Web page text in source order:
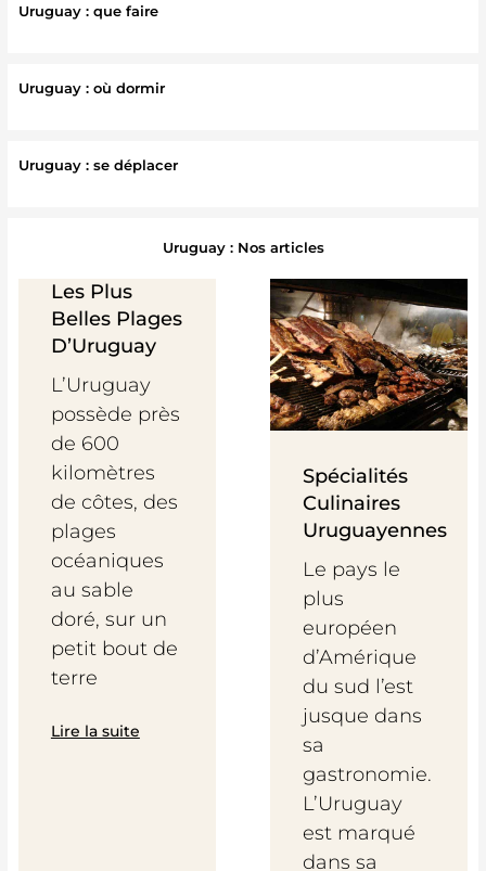
Uruguay : que faire
Uruguay : où dormir
Uruguay : se déplacer
Uruguay : Nos articles
Les Plus
Belles Plages
D’Uruguay
L’Uruguay
possède près
de 600
kilomètres
de côtes, des
plages
océaniques
au sable
doré, sur un
petit bout de
terre
Lire la suite
Spécialités
Culinaires
Uruguayennes
Le pays le
plus
européen
d’Amérique
du sud l’est
jusque dans
sa
gastronomie.
L’Uruguay
est marqué
dans sa